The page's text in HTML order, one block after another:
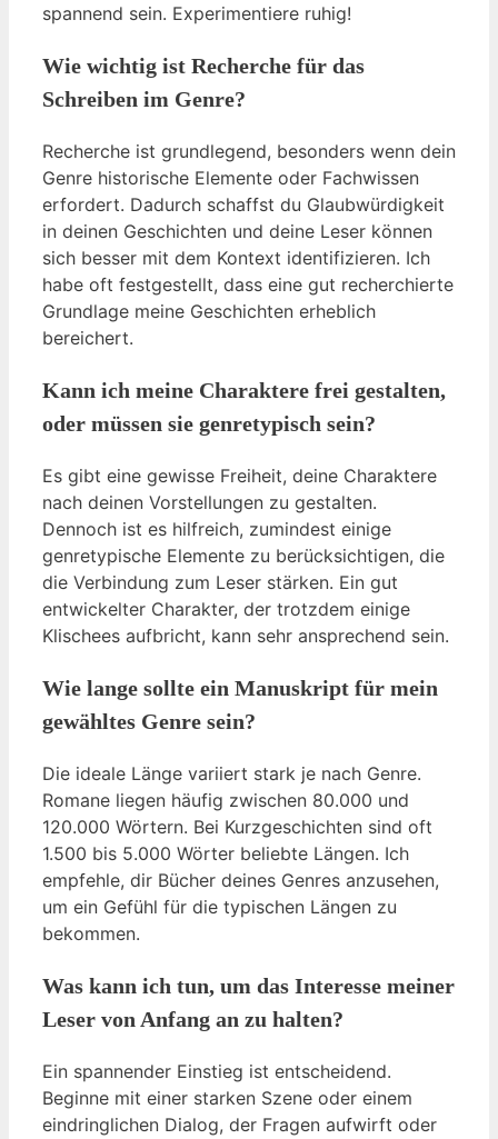
spannend sein. Experimentiere ruhig!
Wie wichtig ist Recherche für das
Schreiben im Genre?
Recherche ist grundlegend, besonders wenn dein
Genre historische Elemente oder Fachwissen
erfordert. Dadurch schaffst du Glaubwürdigkeit
in deinen Geschichten und deine Leser können
sich besser mit dem Kontext identifizieren. Ich
habe oft festgestellt, dass eine gut recherchierte
Grundlage meine Geschichten erheblich
bereichert.
Kann ich meine Charaktere frei gestalten,
oder müssen sie genretypisch sein?
Es gibt eine gewisse Freiheit, deine Charaktere
nach deinen Vorstellungen zu gestalten.
Dennoch ist es hilfreich, zumindest einige
genretypische Elemente zu berücksichtigen, die
die Verbindung zum Leser stärken. Ein gut
entwickelter Charakter, der trotzdem einige
Klischees aufbricht, kann sehr ansprechend sein.
Wie lange sollte ein Manuskript für mein
gewähltes Genre sein?
Die ideale Länge variiert stark je nach Genre.
Romane liegen häufig zwischen 80.000 und
120.000 Wörtern. Bei Kurzgeschichten sind oft
1.500 bis 5.000 Wörter beliebte Längen. Ich
empfehle, dir Bücher deines Genres anzusehen,
um ein Gefühl für die typischen Längen zu
bekommen.
Was kann ich tun, um das Interesse meiner
Leser von Anfang an zu halten?
Ein spannender Einstieg ist entscheidend.
Beginne mit einer starken Szene oder einem
eindringlichen Dialog, der Fragen aufwirft oder